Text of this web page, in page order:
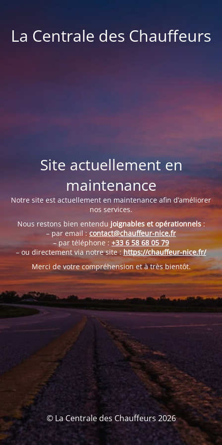
La Centrale des Chauffeurs
Site actuellement en
maintenance
Notre site est actuellement en maintenance afin d’améliorer
nos services.
Nous restons bien entendu joignables et opérationnels:
– par email :contact@chauffeur-nice.fr
– par téléphone : +33 6 58 68 05 79
– ou directement via notre site :https://chauffeur-nice.fr/
Merci de votre compréhension et à très bientôt.
© La Centrale des Chauffeurs 2026